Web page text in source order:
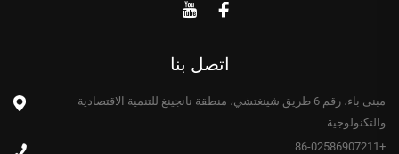
اتصل بنا
مبنى باء، رقم 6 طريق شينغتشي، منطقة نانجينغ للتنمية الاقتصادية
والتكنولوجية
+86-02586907211